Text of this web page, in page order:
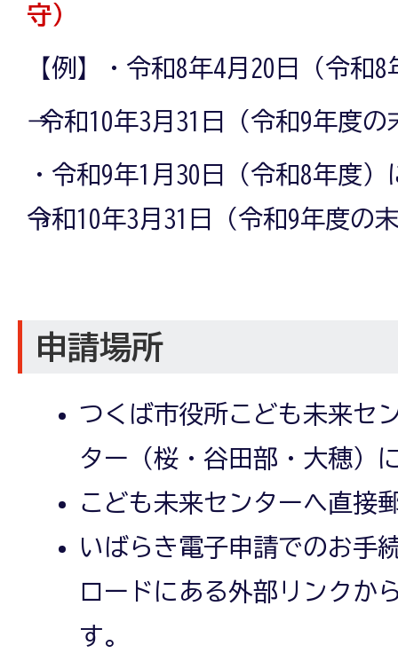
守）
【例】・令和8年4月20日（令和
→ 令和10年3月31日（令和9年度
・令和9年1月30日（令和8年度
→令和10年3月31日（令和9年度の
申請場所
つくば市役所こども未来セ
ター（桜・谷田部・大穂）
こども未来センターへ直接
いばらき電子申請でのお手
ロードにある外部リンクか
す。